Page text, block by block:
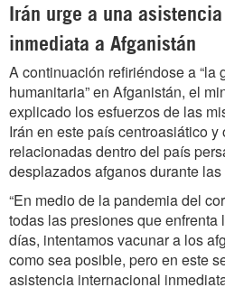
Irán urge a una
inmediata a Afganistán
A continuación refiriéndose a “la
humanitaria” en Afganistán, el
explicado los esfuerzos de las
Irán en este país centroasiático
relacionadas dentro del país
desplazados afganos durante
“En medio de la pandemia del
todas las presiones que
días, intentamos vacunar a los
como sea posible, pero en este
asistencia internacional